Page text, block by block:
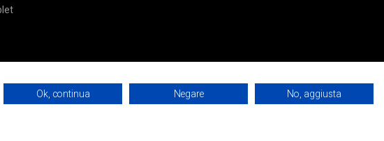
Ok, continua Negare No, aggiusta